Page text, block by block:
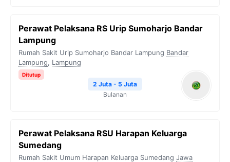
Perawat Pelaksana RS Urip Sumoharjo Bandar
Lampung
Rumah Sakit Urip Sumoharjo Bandar Lampung Bandar
Lampung, Lampung
Ditutup
2 Juta - 5 Juta
Bulanan
Perawat Pelaksana RSU Harapan Keluarga
Sumedang
Rumah Sakit Umum Harapan Keluarga Sumedang Jawa